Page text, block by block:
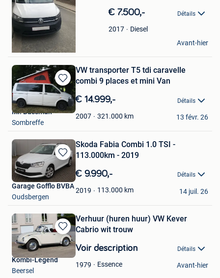
dans
Mes
Favoris
€ 7.500,- Détails
2017
Diesel
Jan
Roeselare
Avant-hier
Sauvegarder
dans
Mes
Favoris
VW transporter T5 tdi caravelle
combi 9 places et mini Van
€ 14.999,- Détails
2007 321.000 km
Mr. Bassman
Sombreffe
13 févr. 26
Sauvegarder
dans
Mes
Favoris
Skoda Fabia Combi 1.0 TSI -
113.000km - 2019
€ 9.990,- Détails
2019 113.000 km
Garage Gofflo BVBA
Oudsbergen
14 juil. 26
Sauvegarder
dans
Favoris
Verhuur (huren huur) VW Kever
Cabrio wit trouw
Voir description Détails
1979 Essence
Kombi-Legend
Beersel
Avant-hier